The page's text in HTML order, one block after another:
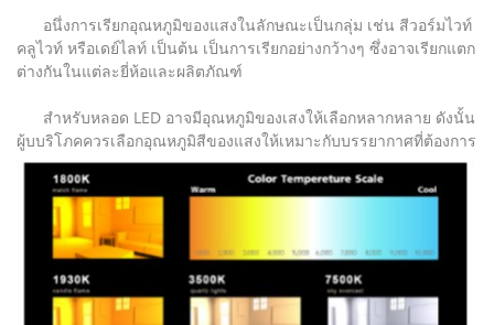
อนึ่งการเรียกอุณหภูมิของแสงในลักษณะเป็นกลุ่ม เช่น สีวอร์มไวท์
คลูไวท์ หรือเดย์ไลท์ เป็นต้น เป็นการเรียกอย่างกว้างๆ ซึ่งอาจเรียกแตก
ต่างกันในแต่ละยี่ห้อและผลิตภัณฑ์
สำหรับหลอด LED อาจมีอุณหภูมิของเสงให้เลือกหลากหลาย ดังนั้น
ผู้บบริโภคควรเลือกอุณหภูมิสีของแสงให้เหมาะกับบรรยากาศที่ต้องการ